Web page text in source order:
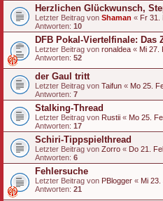
Herzlichen Glückwunsch,
Letzter Beitrag von Shaman « Fr 31.
Antworten: 10
DFB Pokal-Viertelfinale: Das
Letzter Beitrag von ronaldea « Mi 27.
Antworten: 52
der Gaul tritt
Letzter Beitrag von Taifun « Mo 25.
Antworten: 7
Stalking-Thread
Letzter Beitrag von Rustii « Mo 25.
Antworten: 17
Schiri-Tippspielthread
Letzter Beitrag von Zorro « Do 21.
Antworten: 6
Fehlersuche
Letzter Beitrag von PBlogger « Mi 23.
Antworten: 21